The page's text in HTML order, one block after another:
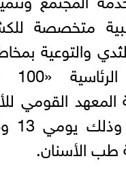
متخصصة
والتوعية
المعهد القومي
طب الأسنان.